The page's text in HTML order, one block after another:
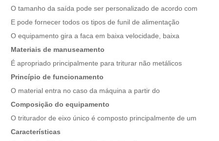
O tamanho da saída pode ser personalizado de acordo com
E pode fornecer todos os tipos de funil de alimentação
O equipamento gira a faca em baixa velocidade, baixa
Materiais de manuseamento
É apropriado principalmente para triturar não metálicos
Princípio de funcionamento
O material entra no caso da máquina a partir do
Composição do equipamento
O triturador de eixo único é composto principalmente de um
Características